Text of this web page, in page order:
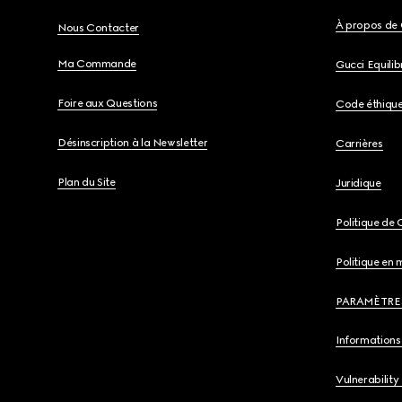
Nous Contacter
Ma Commande
Foire aux Questions
Désinscription à la Newsletter
Plan du Site
À propos de
Gucci
Code
Carrières
Juridique
Politique de
Politique en
Informations
Vulnerability